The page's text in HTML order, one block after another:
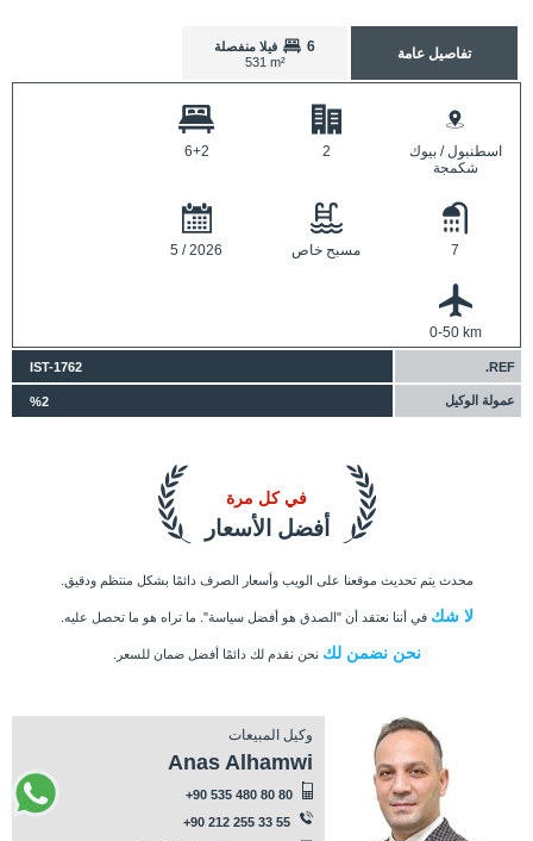
تفاصيل عامة 6
فيلا منفصلة
531 m²
اسطنبول / بيوك
شكمجة
2
6+2
7 مسبح خاص 5 / 2026
0-50 km
REF.
IST-1762
عمولة الوكيل %2
أفضل الأسعار
في كل مرة
محدث يتم تحديث موقعنا على الويب وأسعار الصرف دائمًا بشكل منتظم ودقيق.
لا شك في أننا نعتقد أن "الصدق هو أفضل سياسة". ما تراه هو ما تحصل عليه.
نحن نضمن لك نحن نقدم لك دائمًا أفضل ضمان للسعر.
وكيل المبيعات
Anas Alhamwi
+90 535 480 80 80
+90 212 255 33 55